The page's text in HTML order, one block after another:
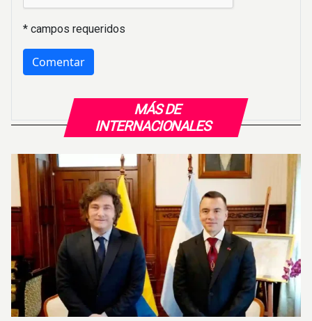
MÁS DE
INTERNACIONALES
* campos requeridos